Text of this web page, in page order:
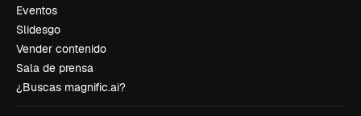
Eventos
Slidesgo
Vender contenido
Sala de prensa
¿Buscas magnific.ai?